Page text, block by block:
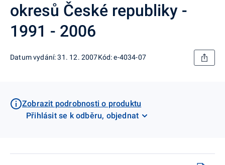
okresů České republiky -
1991 - 2006
Datum vydání: 31. 12. 2007Kód: e-4034-07
Zobrazit podrobnosti o produktu
Přihlásit se k odběru, objednat